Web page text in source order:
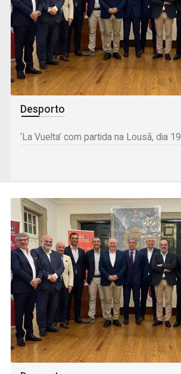
Desporto
‘La Vuelta’ com partida na Lousã, dia 19